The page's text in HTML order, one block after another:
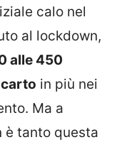
calo nel
al lockdown,
alle 450
in più nei
Ma a
è tanto questa